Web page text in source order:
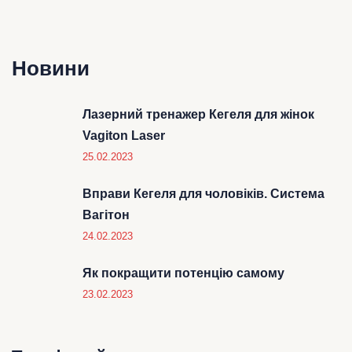
Новини
Лазерний тренажер Кегеля для жінок
Vagiton Laser
25.02.2023
Вправи Кегеля для чоловіків. Система
Вагітон
24.02.2023
Як покращити потенцію самому
23.02.2023